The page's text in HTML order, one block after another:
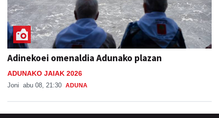
Adinekoei omenaldia Adunako plazan
ADUNAKO JAIAK 2026
Joni abu 08, 21:30 ADUNA